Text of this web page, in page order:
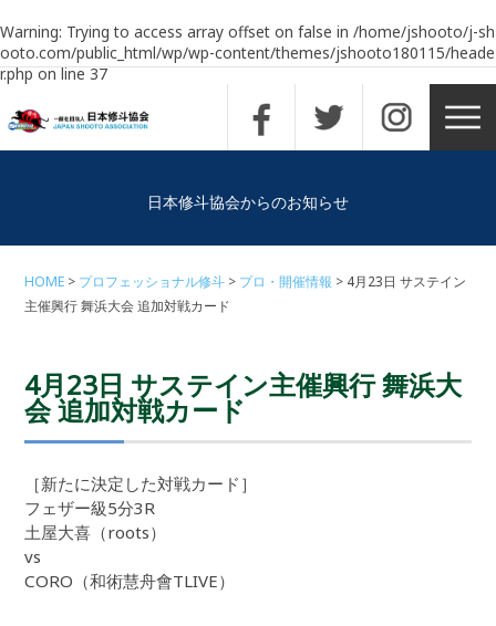
Warning: Trying to access array offset on false in /home/jshooto/j-sh
ooto.com/public_html/wp/wp-content/themes/jshooto180115/heade
r.phpon line37
日本修斗協会からのお知らせ
HOME プロフェッショナル修斗 プロ・開催情報
4月23日 サステイン
主催興行 舞浜大会 追加対戦カード
4月23日 サステイン主催興行 舞浜大
会 追加対戦カード
［新たに決定した対戦カード］
フェザー級5分3R
土屋大喜（roots）
vs
CORO（和術慧舟會TLIVE）